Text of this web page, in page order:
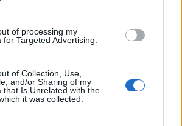
of processing my
Targeted Advertising.
of Collection, Use,
and/or Sharing of my
that Is Unrelated with the
it was collected.
c. műsor is ebben a témában szól